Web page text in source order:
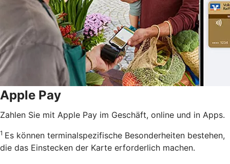
Apple Pay
Zahlen Sie mit Apple Pay im Geschäft, online und in Apps.
1 Es können terminalspezifische Besonderheiten bestehen,
die das Einstecken der Karte erforderlich machen.